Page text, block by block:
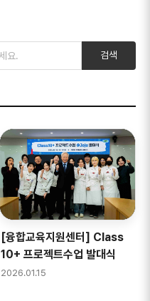
검색
[융합교육지원센터] Class
10+ 프로젝트수업 발대식
2026.01.15